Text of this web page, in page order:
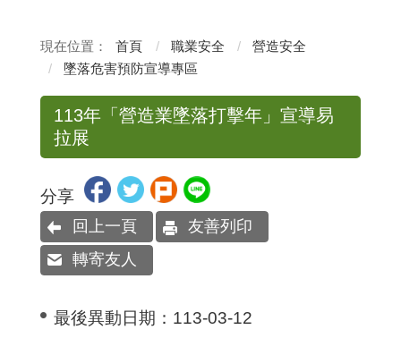
首頁 職業安全
營造安全
墜落危害預防宣導專區
113年「營造業墜落打擊年」宣導易
拉展
分享
回上一頁
友善列印
轉寄友人
最後異動日期： 113-03-12